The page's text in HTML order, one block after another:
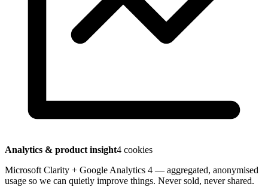
Analytics & product insight4 cookies
Microsoft Clarity + Google Analytics 4 — aggregated, anonymised
usage so we can quietly improve things. Never sold, never shared.